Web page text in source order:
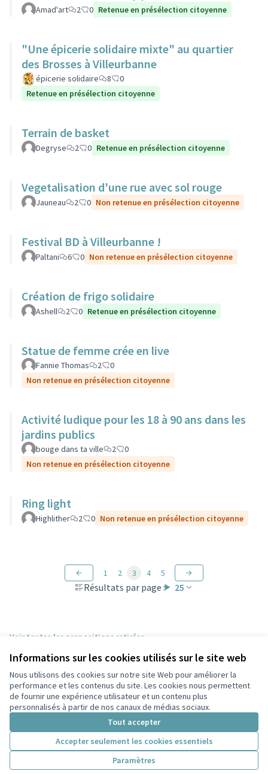
Informations sur les cookies utilisés sur le site web
Nous utilisons des cookies sur notre site Web pour améliorer la
performance et les contenus du site. Les cookies nous permettent
de fournir une expérience utilisateur et un contenu plus
personnalisés à partir de nos canaux de médias sociaux.
Tout accepter
Accepter seulement les cookies essentiels
Paramètres
Amad'art 2 0 Retenue en présélection citoyenne
"Une épicerie solidaire mixte" au quartier
des Brosses à Villeurbanne
épicerie solidaire 8
0
Retenue en présélection citoyenne
Terrain de basket
Degryse 2 0 Retenue en présélection citoyenne
Vegetalisation d'une rue avec sol rouge
Jauneau 2 0 Non retenue en présélection citoyenne
Festival BD à Villeurbanne !
Paltani 6 0 Non retenue en présélection citoyenne
Création de frigo solidaire
Ashell 2 0 Retenue en présélection citoyenne
Statue de femme crée en live
Fannie Thomas 2
0
Non retenue en présélection citoyenne
Activité ludique pour les 18 à 90 ans dans les
jardins publics
bouge dans ta ville 2
0
Non retenue en présélection citoyenne
Ring light
Highlither 2 0 Non retenue en présélection citoyenne
Résultats par page : 25
1 2 3 4 5
Voir toutes les propositions retirées
Conditions d'utilisation
Paramètres des cookies
Participez Villeurbanne sur X
(Lien externe)
Participez Villeurbanne sur Facebook
Participez Villeurbanne sur Instagram
Participez Villeurbanne sur YouTube
(Lien externe)
Site réalisé grâce aulogiciel libre Decidim .
Licence
(Lien